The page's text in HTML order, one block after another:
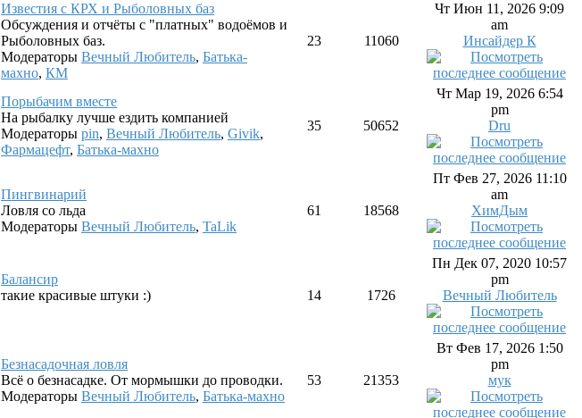
Известия с КРХ и Рыболовных баз
Обсуждения и отчёты с "платных" водоёмов и
Рыболовных баз.
Модераторы Вечный Любитель, Батька-
махно, КМ
23 11060
Чт Июн 11, 2026 9:09
am
Инсайдер К
Порыбачим вместе
На рыбалку лучше ездить компанией
Модераторы pin, Вечный Любитель, Givik,
Фармацефт, Батька-махно
35 50652
Чт Мар 19, 2026 6:54
pm
Dru
Пингвинарий
Ловля со льда
Модераторы Вечный Любитель, TaLik
61 18568
Пт Фев 27, 2026 11:10
am
ХимДым
Балансир
такие красивые штуки :)
14 1726
Пн Дек 07, 2020 10:57
pm
Вечный Любитель
Безнасадочная ловля
Всё о безнасадке. От мормышки до проводки.
Модераторы Вечный Любитель, Батька-махно
53 21353
Вт Фев 17, 2026 1:50
pm
мук